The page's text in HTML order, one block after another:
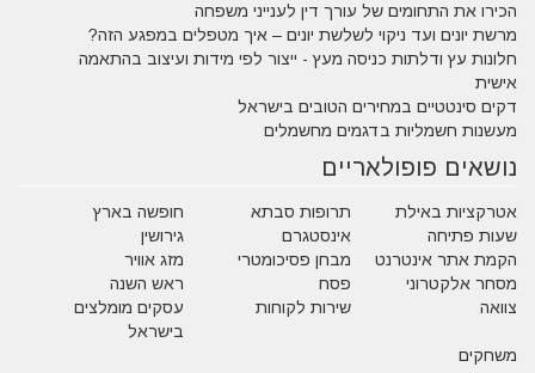
הכירו את התחומים של עורך דין לענייני משפחה
מרשת יונים ועד ניקוי לשלשת יונים – איך מטפלים במפגע הזה?
חלונות עץ ודלתות כניסה מעץ - ייצור לפי מידות ועיצוב בהתאמה
אישית
דקים סינטטיים במחירים הטובים בישראל
מעשנות חשמליות בדגמים מחשמלים
נושאים פופולאריים
אטרקציות באילת תרופות סבתא
חופשה בארץ
שעות פתיחה
אינסטגרם
גירושין
הקמת אתר אינטרנט
מבחן פסיכומטרי
מזג אוויר
מסחר אלקטרוני
פסח
ראש השנה
צוואה
שירות לקוחות
עסקים מומלצים
בישראל
משחקים